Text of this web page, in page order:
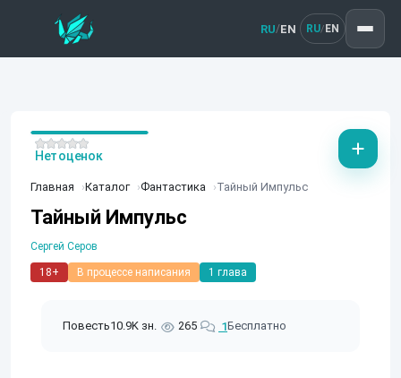
RU/EN RU/ EN
Главная Каталог Фантастика Тайный Импульс
Тайный Импульс
Сергей Серов
18+ В процессе написания 1 глава
Повесть10.9K зн. 265 1Бесплатно
Нет оценок